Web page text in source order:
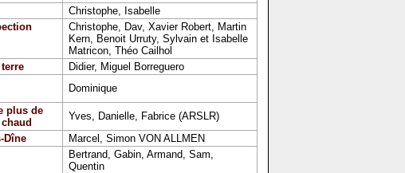
Christophe, Isabelle
Christophe, Dav, Xavier Robert, Martin
Kern, Benoit Urruty, Sylvain et Isabelle
Matricon, Théo Cailhol
Didier, Miguel Borreguero
Dominique
plus de
Yves, Danielle, Fabrice (ARSLR)
Dîne
Marcel, Simon VON ALLMEN
Bertrand, Gabin, Armand, Sam,
Quentin